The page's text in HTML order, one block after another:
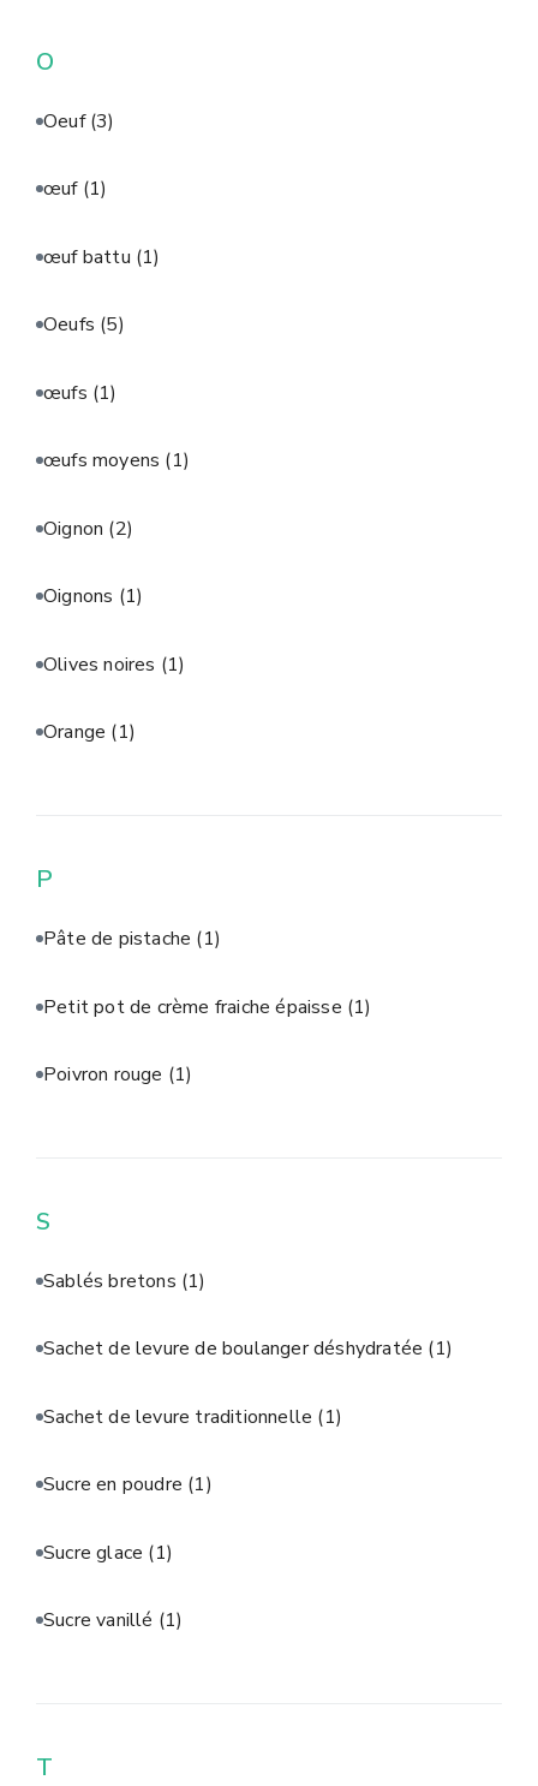
O
Oeuf(3)
œuf (1)
œuf battu (1)
Oeufs (5)
œufs (1)
œufs moyens (1)
Oignon (2)
Oignons (1)
Olives noires (1)
Orange (1)
P
Pâte de pistache (1)
Petit pot de crème fraiche épaisse (1)
Poivron rouge (1)
S
Sablés bretons (1)
Sachet de levure de boulanger déshydratée (1)
Sachet de levure traditionnelle (1)
Sucre en poudre (1)
Sucre glace (1)
Sucre vanillé (1)
T